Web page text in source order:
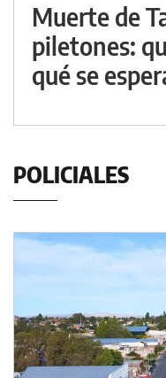
Muerte de
piletones:
qué se
POLICIALES